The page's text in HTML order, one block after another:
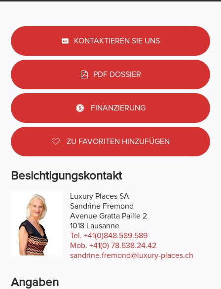
KONTAKTIEREN SIE UNS
PDF DOSSIER
FINANZIERUNG
ZU FAVORITEN HINZUFÜGEN
Besichtigungskontakt
Luxury Places SA
Sandrine Fremond
Avenue Gratta Paille 2
1018 Lausanne
Tel. +41(0)848.589.589
Mob. +41(0) 78.638.24.42
sandrine.fremond@luxury-places.ch
Angaben